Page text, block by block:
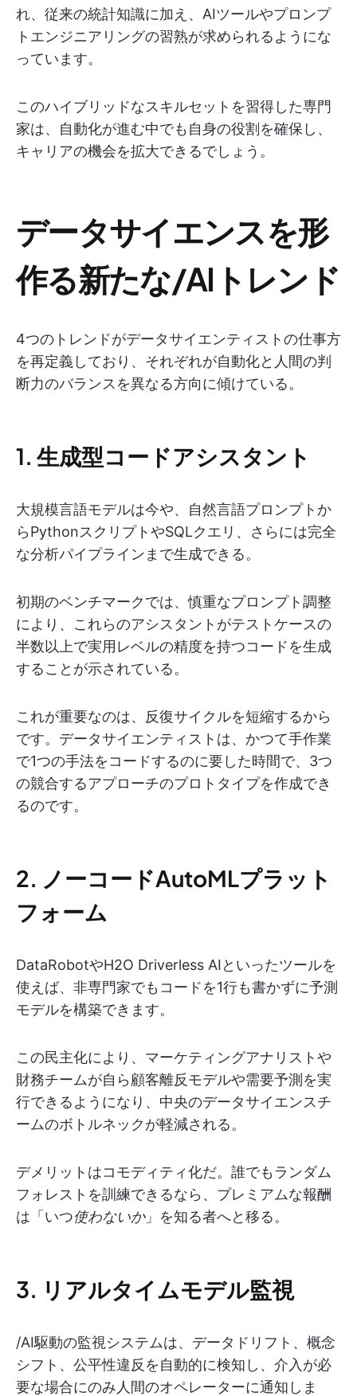
れ、従来の統計知識に加え、AIツールやプロンプ
トエンジニアリングの習熟が求められるようにな
っています。
このハイブリッドなスキルセットを習得した専門
家は、自動化が進む中でも自身の役割を確保し、
キャリアの機会を拡大できるでしょう。
データサイエンスを形
作る新たな/AIトレンド
4つのトレンドがデータサイエンティストの仕事方
を再定義しており、それぞれが自動化と人間の判
断力のバランスを異なる方向に傾けている。
1. 生成型コードアシスタント
大規模言語モデルは今や、自然言語プロンプトか
らPythonスクリプトやSQLクエリ、さらには完全
な分析パイプラインまで生成できる。
初期のベンチマークでは、慎重なプロンプト調整
により、これらのアシスタントがテストケースの
半数以上で実用レベルの精度を持つコードを生成
することが示されている。
これが重要なのは、反復サイクルを短縮するから
です。データサイエンティストは、かつて手作業
で1つの手法をコードするのに要した時間で、3つ
の競合するアプローチのプロトタイプを作成でき
るのです。
2. ノーコードAutoMLプラット
フォーム
DataRobotやH2O Driverless AIといったツールを
使えば、非専門家でもコードを1行も書かずに予測
モデルを構築できます。
この民主化により、マーケティングアナリストや
財務チームが自ら顧客離反モデルや需要予測を実
行できるようになり、中央のデータサイエンスチ
ームのボトルネックが軽減される。
デメリットはコモディティ化だ。誰でもランダム
フォレストを訓練できるなら、プレミアムな報酬
は「いつ使わないか」を知る者へと移る。
3. リアルタイムモデル監視
/AI駆動の監視システムは、データドリフト、概念
シフト、公平性違反を自動的に検知し、介入が必
要な場合にのみ人間のオペレーターに通知しま